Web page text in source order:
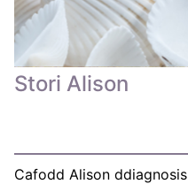
Stori Alison
Cafodd Alison